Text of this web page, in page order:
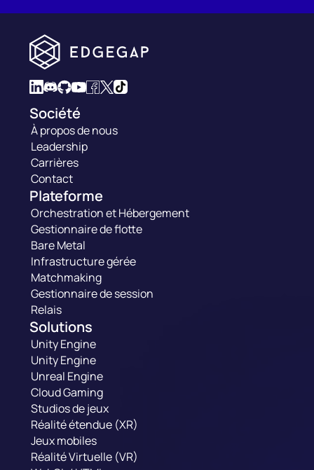
Société
À propos de nous
Leadership
Carrières
Contact
Plateforme
Orchestration et Hébergement
Gestionnaire de flotte
Bare Metal
Infrastructure gérée
Matchmaking
Gestionnaire de session
Relais
Solutions
Unity Engine
Unity Engine
Unreal Engine
Cloud Gaming
Studios de jeux
Réalité étendue (XR)
Jeux mobiles
Réalité Virtuelle (VR)